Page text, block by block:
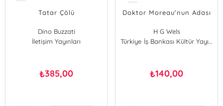
Tatar Çölü
Dino Buzzati
İletişim Yayınları
₺385,00
Doktor Moreau'nun Adası
H G Wels
Türkiye İş Bankası Kültür Yayınları
₺140,00